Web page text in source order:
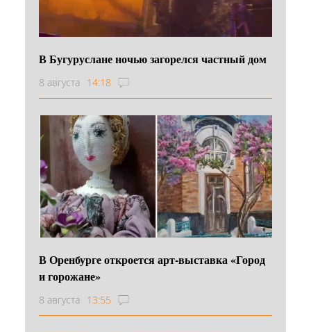
В Бугуруслане ночью загорелся частный дом
8 августа 14:18
В Оренбурге откроется арт-выставка «Город
и горожане»
8 августа 13:55